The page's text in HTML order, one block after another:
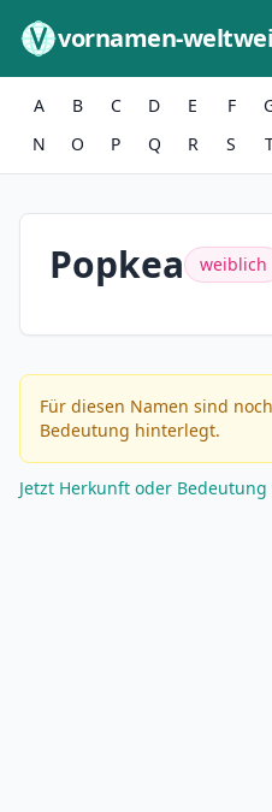
vornamen-
A B C D E F
N
O P Q R S
Popkea weiblich
Für diesen Namen sind
Bedeutung hinterlegt.
Jetzt Herkunft oder